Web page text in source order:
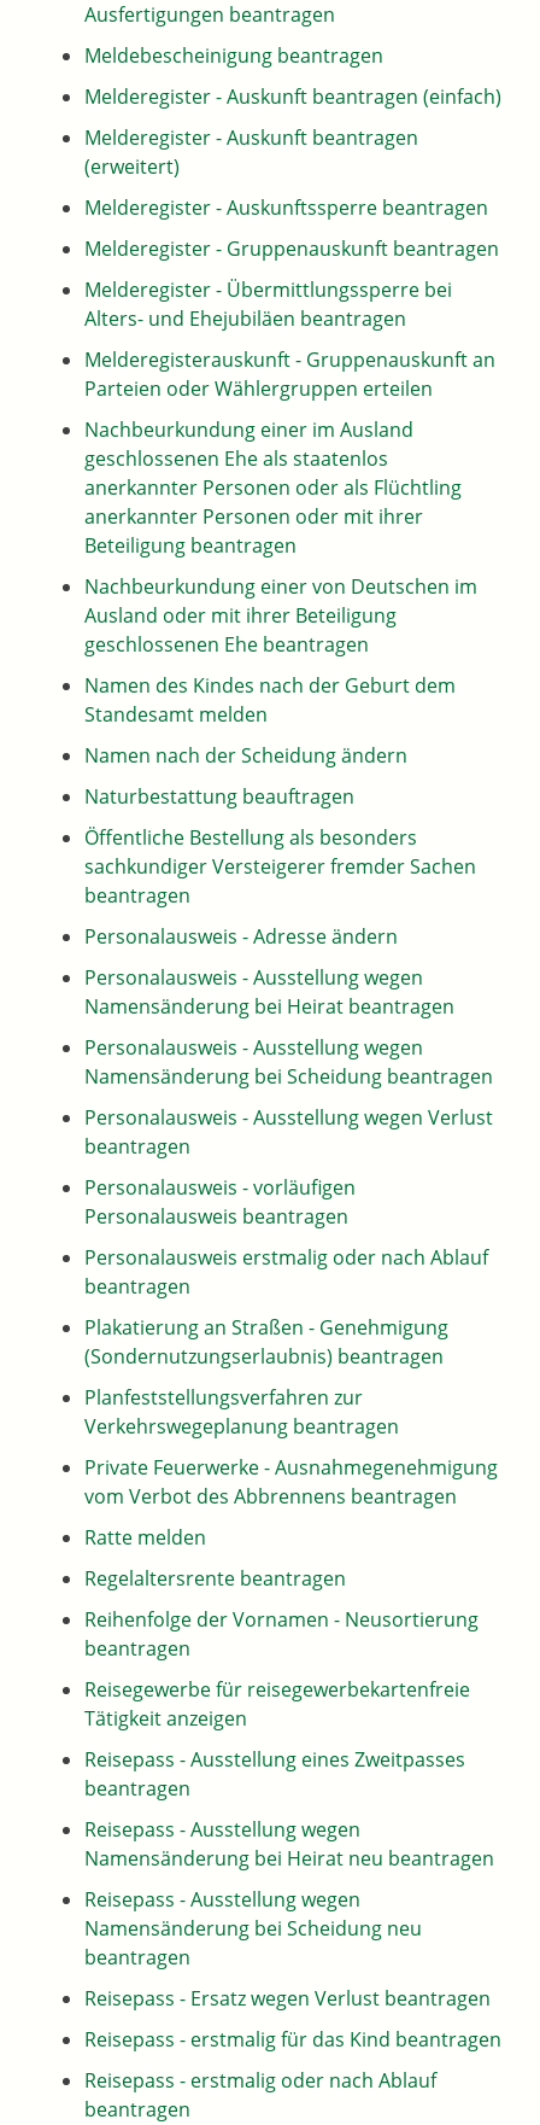
Ausfertigungen beantragen
Meldebescheinigung beantragen
Melderegister - Auskunft beantragen (einfach)
Melderegister - Auskunft beantragen
(erweitert)
Melderegister - Auskunftssperre beantragen
Melderegister - Gruppenauskunft beantragen
Melderegister - Übermittlungssperre bei
Alters- und Ehejubiläen beantragen
Melderegisterauskunft - Gruppenauskunft an
Parteien oder Wählergruppen erteilen
Nachbeurkundung einer im Ausland
geschlossenen Ehe als staatenlos
anerkannter Personen oder als Flüchtling
anerkannter Personen oder mit ihrer
Beteiligung beantragen
Nachbeurkundung einer von Deutschen im
Ausland oder mit ihrer Beteiligung
geschlossenen Ehe beantragen
Namen des Kindes nach der Geburt dem
Standesamt melden
Namen nach der Scheidung ändern
Naturbestattung beauftragen
Öffentliche Bestellung als besonders
sachkundiger Versteigerer fremder Sachen
beantragen
Personalausweis - Adresse ändern
Personalausweis - Ausstellung wegen
Namensänderung bei Heirat beantragen
Personalausweis - Ausstellung wegen
Namensänderung bei Scheidung beantragen
Personalausweis - Ausstellung wegen Verlust
beantragen
Personalausweis - vorläufigen
Personalausweis beantragen
Personalausweis erstmalig oder nach Ablauf
beantragen
Plakatierung an Straßen - Genehmigung
(Sondernutzungserlaubnis) beantragen
Planfeststellungsverfahren zur
Verkehrswegeplanung beantragen
Private Feuerwerke - Ausnahmegenehmigung
vom Verbot des Abbrennens beantragen
Ratte melden
Regelaltersrente beantragen
Reihenfolge der Vornamen - Neusortierung
beantragen
Reisegewerbe für reisegewerbekartenfreie
Tätigkeit anzeigen
Reisepass - Ausstellung eines Zweitpasses
beantragen
Reisepass - Ausstellung wegen
Namensänderung bei Heirat neu beantragen
Reisepass - Ausstellung wegen
Namensänderung bei Scheidung neu
beantragen
Reisepass - Ersatz wegen Verlust beantragen
Reisepass - erstmalig für das Kind beantragen
Reisepass - erstmalig oder nach Ablauf
beantragen